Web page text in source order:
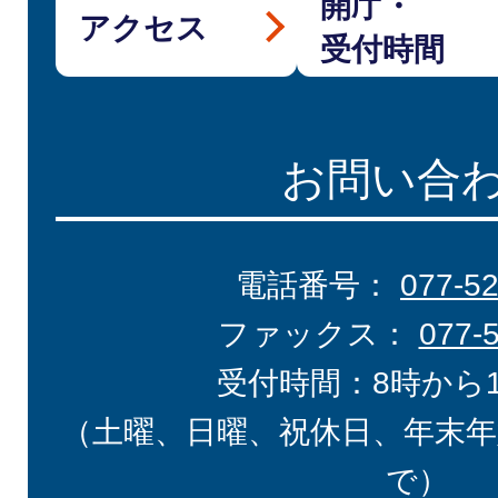
アクセス
受付時間
お問い合
電話番号： 077-
ファックス： 077-
受付時間：8時から
（土曜、日曜、祝休日、年末
で）